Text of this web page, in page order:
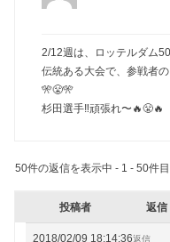
2/12週は、ロッテルダム
伝統ある大会で、参戦者
🎌😤🎌
杉田選手‼️頑張れ〜🔥😤🔥
50件の返信を表示中 - 1 - 50件
投稿者 返信
2018/02/09 18:14:36返信